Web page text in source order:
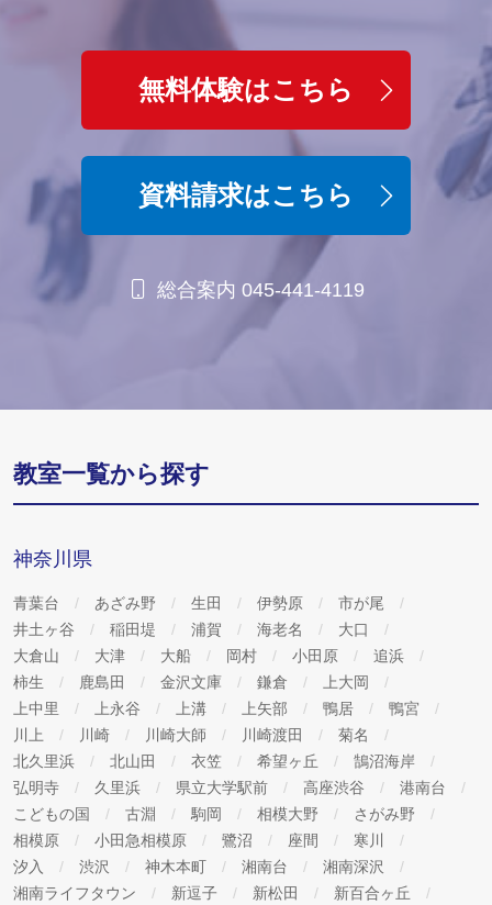
無料体験はこちら
資料請求はこちら
総合案内 045-441-4119
教室一覧から探す
神奈川県
青葉台 あざみ野 生田 伊勢原
市が尾
井土ヶ谷
稲田堤 浦賀 海老名
大口
大倉山
大津 大船 岡村 小田原
追浜
柿生
鹿島田 金沢文庫 鎌倉
上大岡
上中里
上永谷 上溝 上矢部 鴨居
鴨宮
川上
川崎 川崎大師 川崎渡田
菊名
北久里浜
北山田 衣笠 希望ヶ丘
鵠沼海岸
弘明寺
久里浜 県立大学駅前 高座渋谷
港南台
こどもの国
古淵 駒岡 相模大野
さがみ野
相模原
小田急相模原 鷺沼 座間
寒川
汐入
渋沢 神木本町 湘南台
湘南深沢
湘南ライフタウン
新逗子 新松田 新百合ヶ丘